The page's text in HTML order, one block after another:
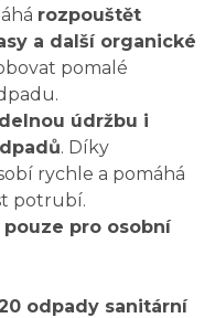
rozpouštět
a další organické
pomalé
údržbu i
. Díky
rychle a pomáhá
potrubí.
pouze pro osobní
odpady sanitární